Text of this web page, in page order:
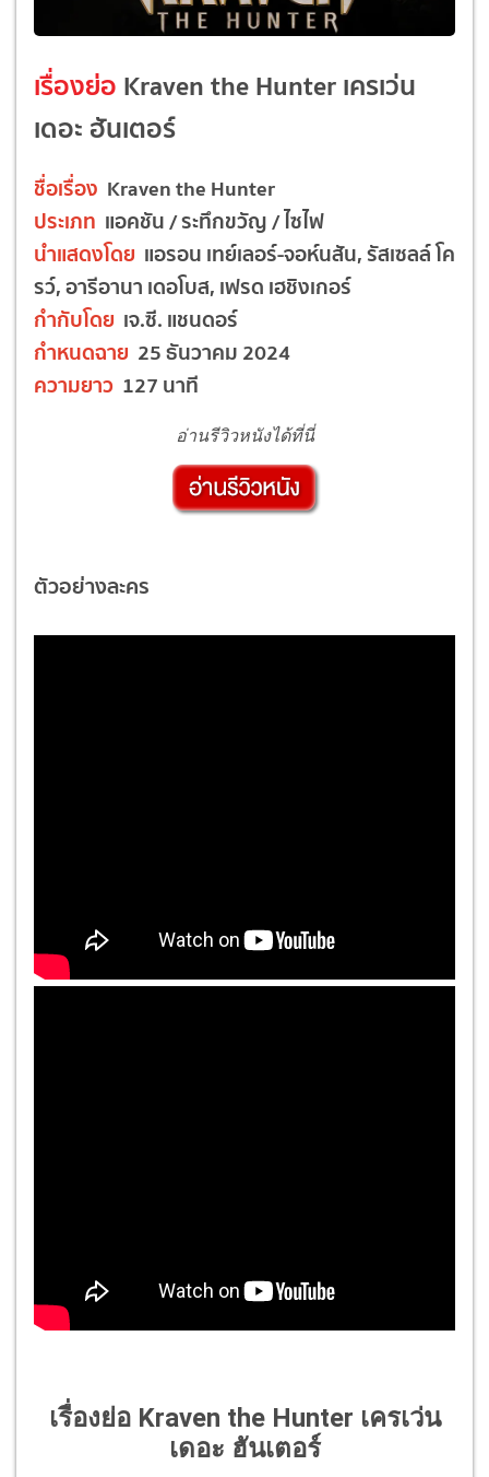
เรื่องย่อ Kraven the Hunter เครเว่น
เดอะ ฮันเตอร์
ชื่อเรื่อง Kraven the Hunter
ประเภท แอคชัน / ระทึกขวัญ / ไซไฟ
นำแสดงโดย แอรอน เทย์เลอร์-จอห์นสัน, รัสเซลล์ โค
รว์, อารีอานา เดอโบส, เฟรด เฮชิงเกอร์
กำกับโดย เจ.ซี. แชนดอร์
กำหนดฉาย 25 ธันวาคม 2024
ความยาว 127 นาที
อ่านรีวิวหนังได้ที่นี่
ตัวอย่างละคร
เรื่องย่อ Kraven the Hunter เครเว่น
เดอะ ฮันเตอร์